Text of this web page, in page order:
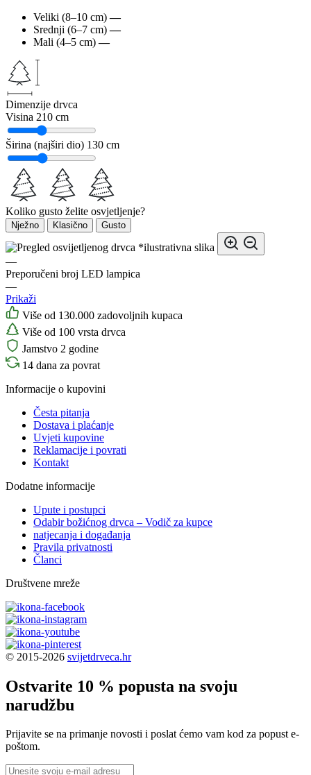
Veliki (8–10 cm) —
Srednji (6–7 cm) —
Mali (4–5 cm) —
Dimenzije drvca
Visina 210 cm
Širina (najširi dio) 130 cm
Koliko gusto želite osvjetljenje?
Nježno Klasično Gusto
*ilustrativna slika
—
Preporučeni broj LED lampica
—
Prikaži
Više od 130.000 zadovoljnih kupaca
Više od 100 vrsta drvca
Jamstvo 2 godine
14 dana za povrat
Informacije o kupovini
Česta pitanja
Dostava i plaćanje
Uvjeti kupovine
Reklamacije i povrati
Kontakt
Dodatne informacije
Upute i postupci
Odabir božićnog drvca – Vodič za kupce
natjecanja i događanja
Pravila privatnosti
Članci
Društvene mreže
© 2015-2026 svijetdrveca.hr
Ostvarite 10 % popusta na svoju
narudžbu
Prijavite se na primanje novosti i poslat ćemo vam kod za popust e-
poštom.